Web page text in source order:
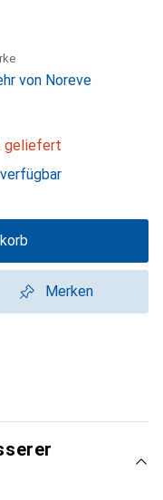
von Noreve
geliefert
Merken